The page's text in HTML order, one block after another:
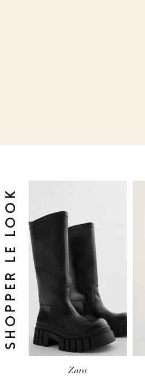
Zara
SHOPPER LE LOOK